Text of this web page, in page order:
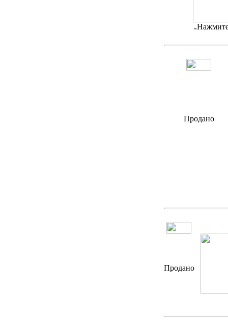
Нажмите
Продано
Продано